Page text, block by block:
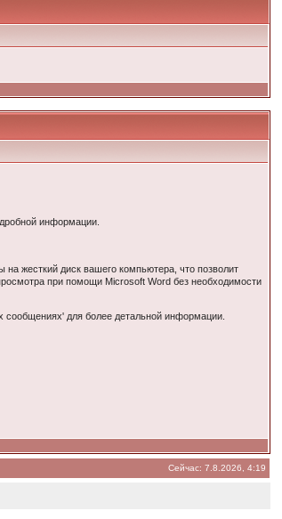
информации.
жесткий диск вашего компьютера, что позволит
при помощи Microsoft Word без необходимости
для более детальной информации.
Сейчас: 7.8.2026, 4:19